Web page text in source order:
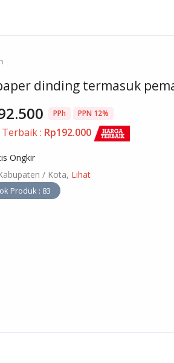
dinding termasuk
PPh PPN 12%
: Rp192.000
Ongkir
/ Kota, Lihat
Produk : 83